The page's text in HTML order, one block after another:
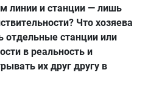
линии и станции — лишь
Что хозяева
отдельные станции или
в реальность и
их друг другу в